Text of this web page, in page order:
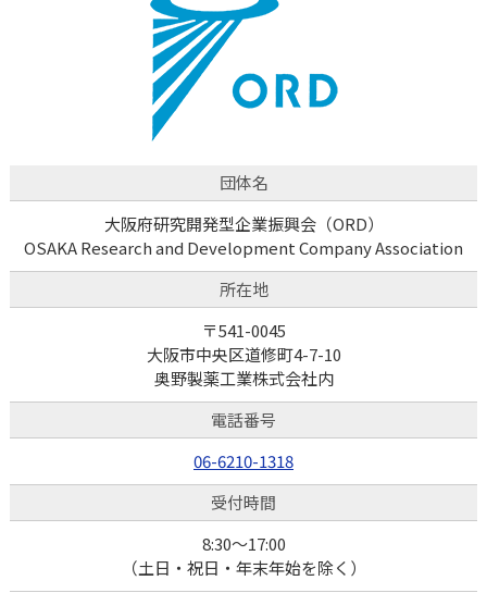
団体名
大阪府研究開発型企業振興会（ORD）
OSAKA Research and Development Company Association
所在地
〒541-0045
大阪市中央区道修町4-7-10
奥野製薬工業株式会社内
電話番号
06-6210-1318
受付時間
8:30～17:00
（土日・祝日・年末年始を除く）